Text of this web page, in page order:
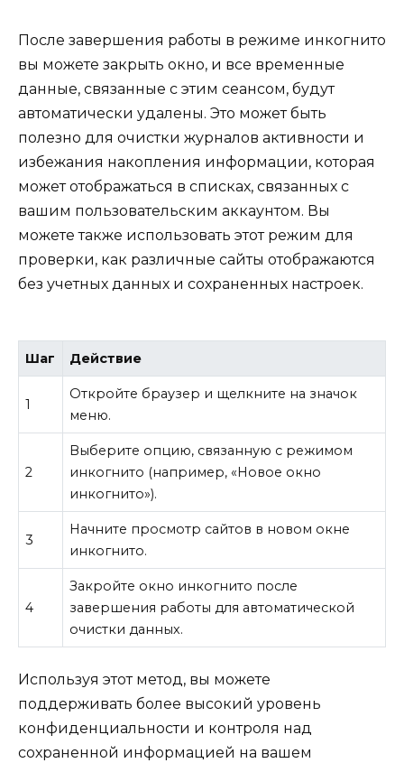
После завершения работы в режиме инкогнито
вы можете закрыть окно, и все временные
данные, связанные с этим сеансом, будут
автоматически удалены. Это может быть
полезно для очистки журналов активности и
избежания накопления информации, которая
может отображаться в списках, связанных с
вашим пользовательским аккаунтом. Вы
можете также использовать этот режим для
проверки, как различные сайты отображаются
без учетных данных и сохраненных настроек.
Шаг Действие
1
Откройте браузер и щелкните на значок
меню.
2
Выберите опцию, связанную с режимом
инкогнито (например, «Новое окно
инкогнито»).
3
Начните просмотр сайтов в новом окне
инкогнито.
4
Закройте окно инкогнито после
завершения работы для автоматической
очистки данных.
Используя этот метод, вы можете
поддерживать более высокий уровень
конфиденциальности и контроля над
сохраненной информацией на вашем